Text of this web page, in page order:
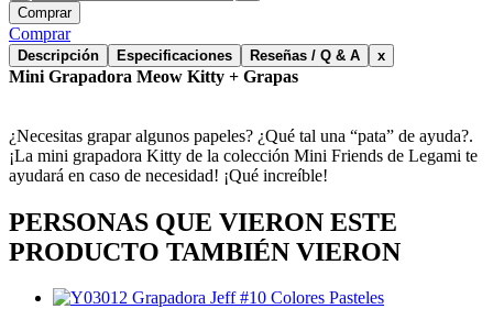
Comprar
Comprar
Descripción Especificaciones Reseñas / Q & A x
Mini Grapadora Meow Kitty + Grapas
¿Necesitas grapar algunos papeles? ¿Qué tal una “pata” de ayuda?.
¡La mini grapadora Kitty de la colección Mini Friends de Legami te
ayudará en caso de necesidad! ¡Qué increíble!
PERSONAS QUE VIERON ESTE
PRODUCTO TAMBIÉN VIERON
Grapadora Jeff #10 Colores Pasteles